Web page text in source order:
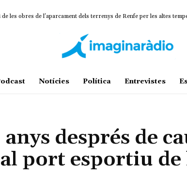
les obres de l’aparcament dels terrenys de Renfe per les altes
i culmina un projecte estratègic que vincula patrimoni, turisme i
Notícies Política Entrevistes
després de
port esportiu de